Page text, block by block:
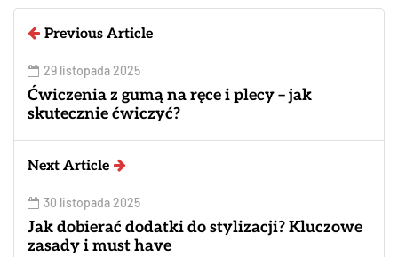
Previous Article
29 listopada 2025
Ćwiczenia z gumą na ręce i plecy – jak
skutecznie ćwiczyć?
Next Article
30 listopada 2025
Jak dobierać dodatki do stylizacji? Kluczowe
zasady i must have